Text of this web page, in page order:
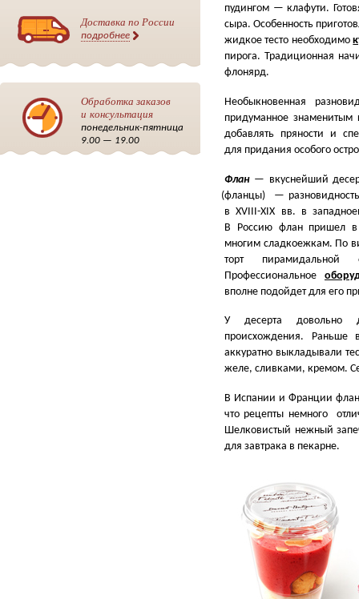
пудингом — клафути.
сыра. Особенность
жидкое тесто необходимо
пирога. Традиционная
флонярд.
Необыкновенная
придуманное
добавлять пряности и
для придания особого
Флан — вкуснейший
(фланцы) — разновидность
в XVIII-XIX вв. в
В Россию флан пришел в
многим сладкоежкам. По
торт
Профессиональное
вполне подойдет для его
У десерта довольно
происхождения.
аккуратно выкладывали
желе, сливками, кремом.
В Испании и Франции
что рецепты немного
Шелковистый нежный
для завтрака в пекарне.
Доставка по России
подробнее
Обработка заказов
и консультация
понедельник-пятница
9.00 — 19.00